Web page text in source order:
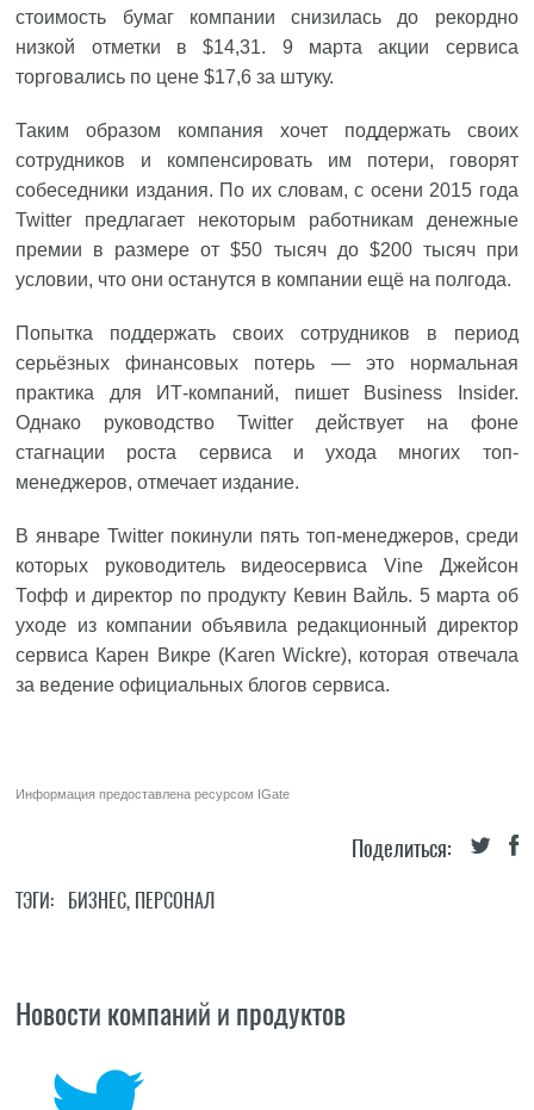
стоимость бумаг компании снизилась до рекордно
низкой отметки в $14,31. 9 марта акции сервиса
торговались по цене $17,6 за штуку.
Таким образом компания хочет поддержать своих
сотрудников и компенсировать им потери, говорят
собеседники издания. По их словам, с осени 2015 года
Twitter предлагает некоторым работникам денежные
премии в размере от $50 тысяч до $200 тысяч при
условии, что они останутся в компании ещё на полгода.
Попытка поддержать своих сотрудников в период
серьёзных финансовых потерь — это нормальная
практика для ИТ-компаний, пишет Business Insider.
Однако руководство Twitter действует на фоне
стагнации роста сервиса и ухода многих топ-
менеджеров, отмечает издание.
В январе Twitter покинули пять топ-менеджеров, среди
которых руководитель видеосервиса Vine Джейсон
Тофф и директор по продукту Кевин Вайль. 5 марта об
уходе из компании объявила редакционный директор
сервиса Карен Викре (Karen Wickre), которая отвечала
за ведение официальных блогов сервиса.
Информация предоставлена ресурсом IGate
Поделиться:
ТЭГИ: БИЗНЕС, ПЕРСОНАЛ
Новости компаний и продуктов